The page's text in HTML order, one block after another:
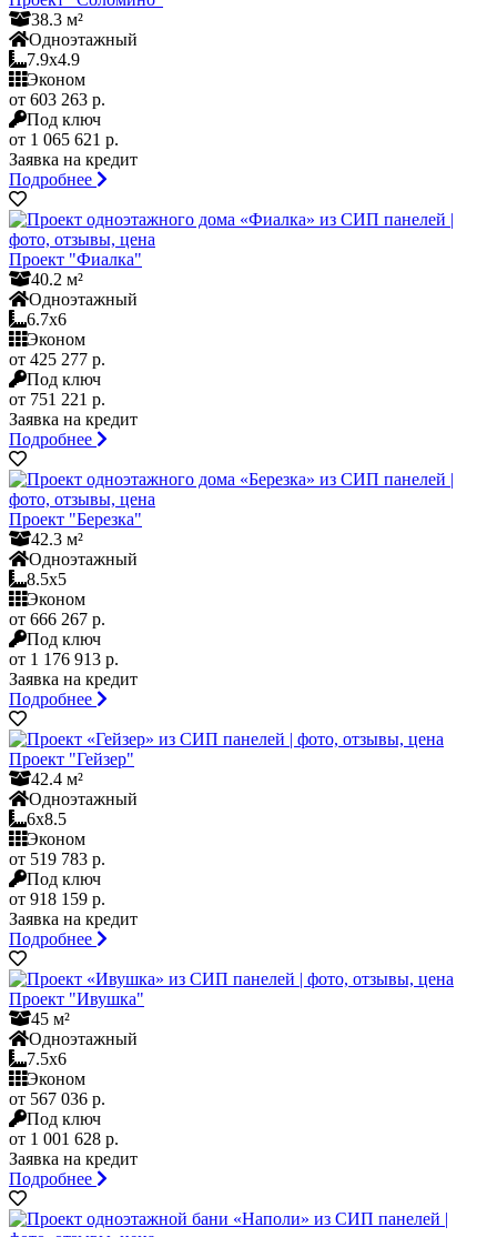
38.3 м²
Одноэтажный
7.9x4.9
Эконом
от 603 263 р.
Под ключ
от 1 065 621 р.
Заявка на кредит
Подробнее
Проект "Фиалка"
40.2 м²
Одноэтажный
6.7x6
Эконом
от 425 277 р.
Под ключ
от 751 221 р.
Заявка на кредит
Подробнее
Проект "Березка"
42.3 м²
Одноэтажный
8.5x5
Эконом
от 666 267 р.
Под ключ
от 1 176 913 р.
Заявка на кредит
Подробнее
Проект "Гейзер"
42.4 м²
Одноэтажный
6x8.5
Эконом
от 519 783 р.
Под ключ
от 918 159 р.
Заявка на кредит
Подробнее
Проект "Ивушка"
45 м²
Одноэтажный
7.5x6
Эконом
от 567 036 р.
Под ключ
от 1 001 628 р.
Заявка на кредит
Подробнее